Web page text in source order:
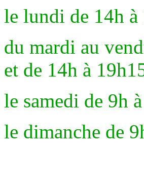
le lundi de 14h à
du mardi au
et de 14h à
le samedi de 9h
le dimanche de